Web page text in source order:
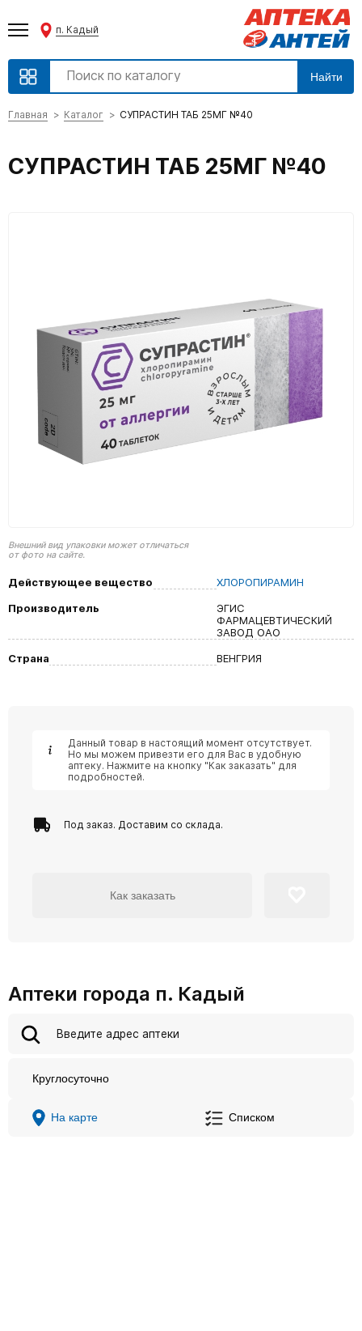
п. Кадый
Найти
Главная Каталог СУПРАСТИН ТАБ 25МГ №40
СУПРАСТИН ТАБ 25МГ №40
Внешний вид упаковки может отличаться
от фото на сайте.
Действующее вещество
ХЛОРОПИРАМИН
Производитель
ЭГИС
ФАРМАЦЕВТИЧЕСКИЙ
ЗАВОД ОАО
Страна
ВЕНГРИЯ
Данный товар в настоящий момент отсутствует.
Но мы можем привезти его для Вас в удобную
аптеку. Нажмите на кнопку "Как заказать" для
подробностей.
Под заказ. Доставим со склада.
Как заказать
Аптеки города п. Кадый
Круглосуточно
На карте Списком